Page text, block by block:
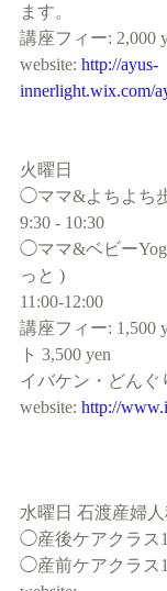
ます。
講座フィー: 2,000
website: http://ayus-
innerlight.wix.com/
火曜日
◯ママ&よちよち
9:30 - 10:30
◯ママ&ベビー
っと )
11:00-12:00
講座フィー: 1,500
ト 3,500 yen
イバケン・どんぐ
website: http://
水曜日 石渡産婦
◯産後ケアクラス
◯産前ケアクラス